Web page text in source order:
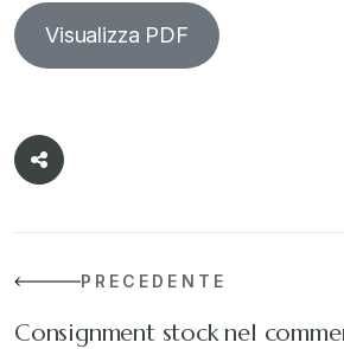
Visualizza PDF
PRECEDENTE
Consignment stock nel